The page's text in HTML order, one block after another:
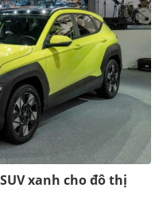
xanh cho đô thị